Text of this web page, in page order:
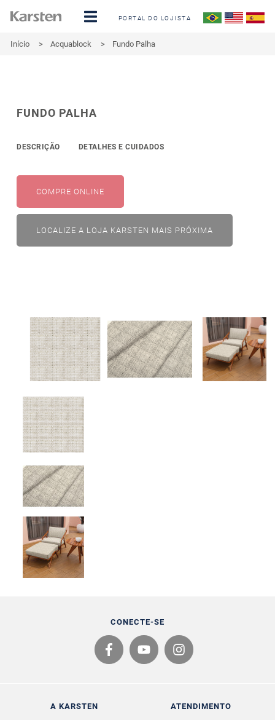
PORTAL DO LOJISTA
Início > Acquablock > Fundo Palha
FUNDO PALHA
DESCRIÇÃO DETALHES E CUIDADOS
COMPRE ONLINE
LOCALIZE A LOJA KARSTEN MAIS PRÓXIMA
CONECTE-SE
A KARSTEN ATENDIMENTO